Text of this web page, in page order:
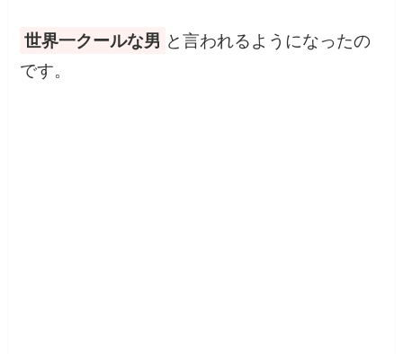
世界一クールな男 と言われるようになったの
です。